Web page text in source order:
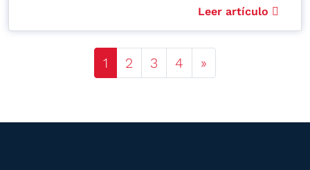
Leer artículo
Posts navigation
1 2 3 4 »